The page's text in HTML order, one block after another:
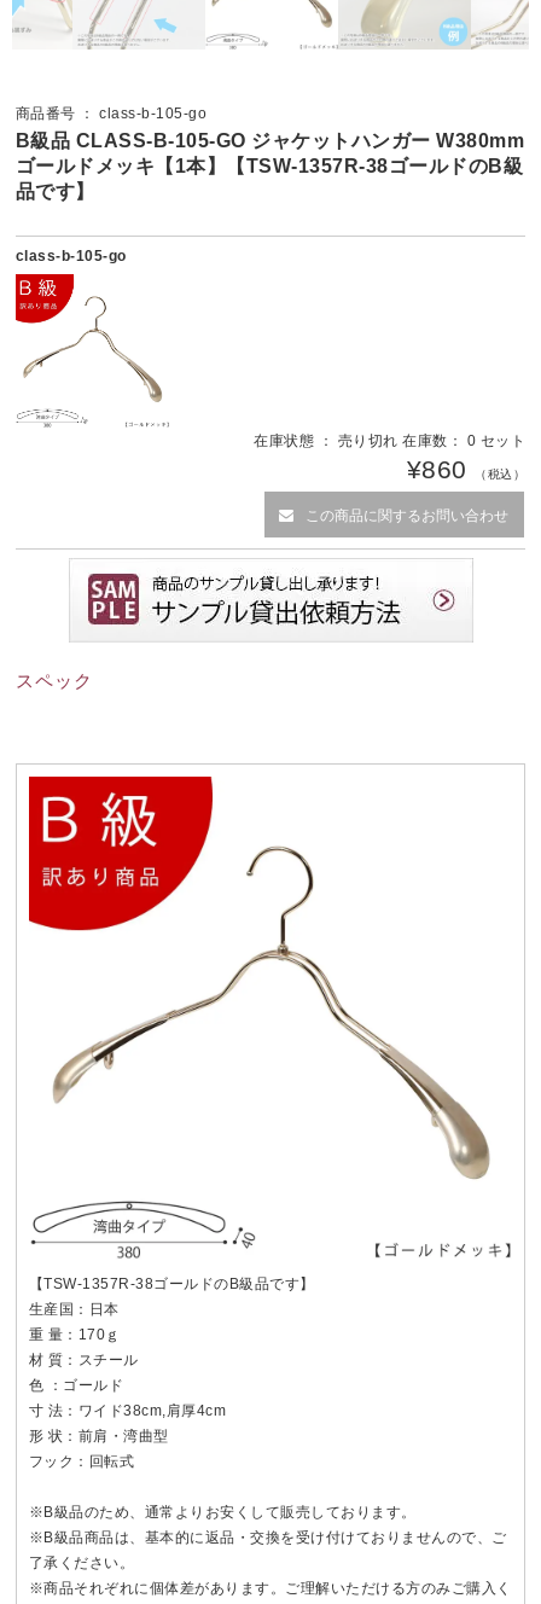
商品番号 ： class-b-105-go
B級品 CLASS-B-105-GO ジャケットハンガー W380mm
ゴールドメッキ【1本】【TSW-1357R-38ゴールドのB級
品です】
class-b-105-go
在庫状態 ： 売り切れ 在庫数： 0 セット
¥860 （税込）
この商品に関するお問い合わせ
スペック
【TSW-1357R-38ゴールドのB級品です】
生産国：日本
重 量：170ｇ
材 質：スチール
色 ：ゴールド
寸 法：ワイド38cm,肩厚4cm
形 状：前肩・湾曲型
フック：回転式
※B級品のため、通常よりお安くして販売しております。
※B級品商品は、基本的に返品・交換を受け付けておりませんので、ご
了承ください。
※商品それぞれに個体差があります。ご理解いただける方のみご購入く